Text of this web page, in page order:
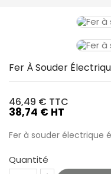
Fer À Souder
46,49 € TTC
38,74 € HT
Fer à souder électrique
Quantité